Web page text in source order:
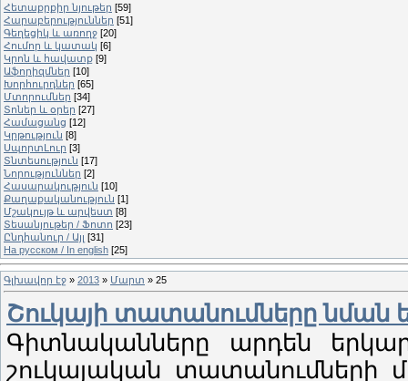
Հետաքրքիր նյութեր [59]
Հարաբերություններ [51]
Գեղեցիկ և առողջ [20]
Հումոր և կատակ [6]
Կրոն և հավատք [9]
Աֆորիզմներ [10]
Խորհուրդներ [65]
Մտորումներ [34]
Տոներ և օրեր [27]
Համացանց [12]
Կրթություն [8]
ՍպորտԼուր [3]
Տնտեսություն [17]
Նորություններ [2]
Հասարակություն [10]
Քաղաքականություն [1]
Մշակույթ և արվեստ [8]
Տեսանյութեր / Ֆոտո [23]
Ընդհանուր / Այլ [31]
На русском / In english [25]
Գլխավոր էջ » 2013 » Մարտ » 25
Շուկայի տատանումները նման
Գիտնականները արդեն
շուկայական տատանումների